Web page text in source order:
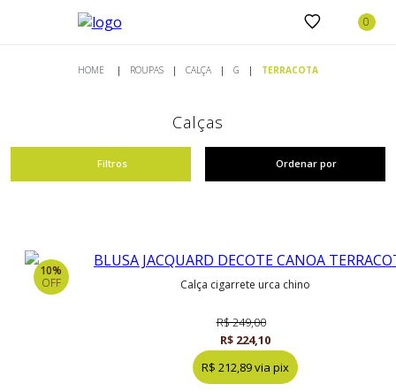
ROUPAS CALÇA G TERRACOTA
Calças
Filtros Ordenar por
10%
OFF
calça cigarrete urca chino
R$ 249,00
R$ 224,10
R$ 212,89 via pix